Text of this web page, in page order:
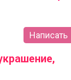
Написать